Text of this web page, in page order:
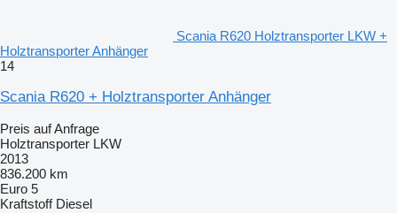
Scania R620 Holztransporter LKW +
Holztransporter Anhänger
14
Scania R620 + Holztransporter Anhänger
Preis auf Anfrage
Holztransporter LKW
2013
836.200 km
Euro 5
Kraftstoff Diesel